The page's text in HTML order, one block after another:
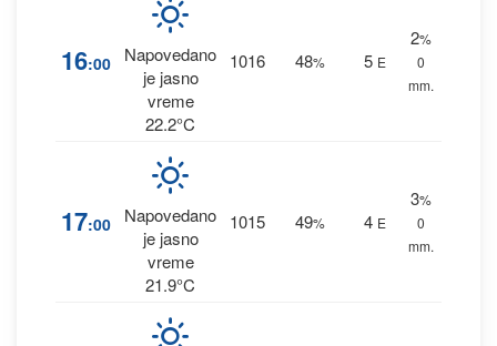
16:00
Napovedano
je jasno
vreme
22.2°C
1016 48% 5 E
2%
0
mm.
17:00
Napovedano
je jasno
vreme
21.9°C
1015 49% 4 E
3%
0
mm.